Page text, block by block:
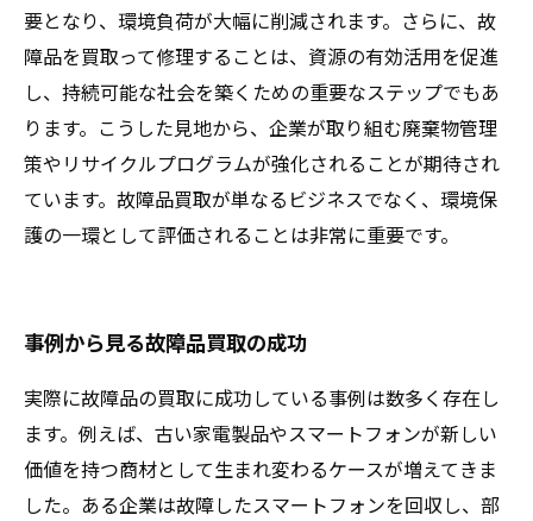
要となり、環境負荷が大幅に削減されます。さらに、故
障品を買取って修理することは、資源の有効活用を促進
し、持続可能な社会を築くための重要なステップでもあ
ります。こうした見地から、企業が取り組む廃棄物管理
策やリサイクルプログラムが強化されることが期待され
ています。故障品買取が単なるビジネスでなく、環境保
護の一環として評価されることは非常に重要です。
事例から見る故障品買取の成功
実際に故障品の買取に成功している事例は数多く存在し
ます。例えば、古い家電製品やスマートフォンが新しい
価値を持つ商材として生まれ変わるケースが増えてきま
した。ある企業は故障したスマートフォンを回収し、部